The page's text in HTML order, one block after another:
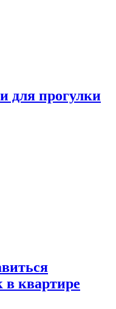
для прогулки
квартире